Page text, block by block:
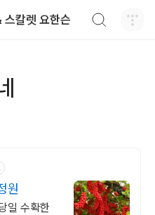
스칼렛 요한슨
원
일 수확한